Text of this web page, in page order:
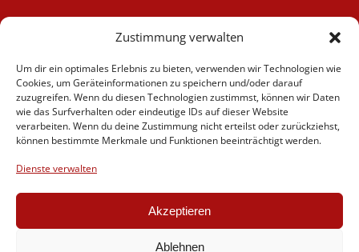
Zustimmung verwalten
Um dir ein optimales Erlebnis zu bieten, verwenden wir Technologien wie
Cookies, um Geräteinformationen zu speichern und/oder darauf
zuzugreifen. Wenn du diesen Technologien zustimmst, können wir Daten
wie das Surfverhalten oder eindeutige IDs auf dieser Website
verarbeiten. Wenn du deine Zustimmung nicht erteilst oder zurückziehst,
können bestimmte Merkmale und Funktionen beeinträchtigt werden.
Dienste verwalten
Akzeptieren
Ablehnen
Fahrlehrer
Fahrschule
Motorrad
News
Videos